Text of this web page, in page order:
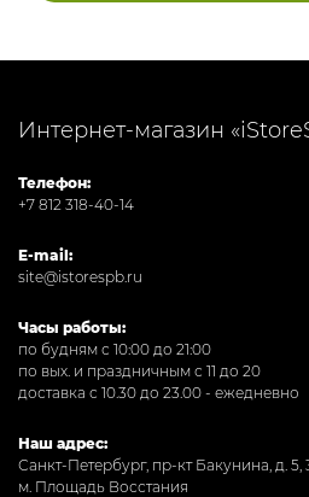
Интернет-магазин
Телефон:
+7 812 318-40-14
E-mail:
site@istorespb.ru
Часы работы:
по будням с 10:00 до 21:00
по вых. и праздничным с 11 до 20
доставка с 10.30 до 23.00 - ежедневно
Наш адрес:
Санкт-Петербург, пр-кт Бакунина, д. 5,
м. Площадь Восстания